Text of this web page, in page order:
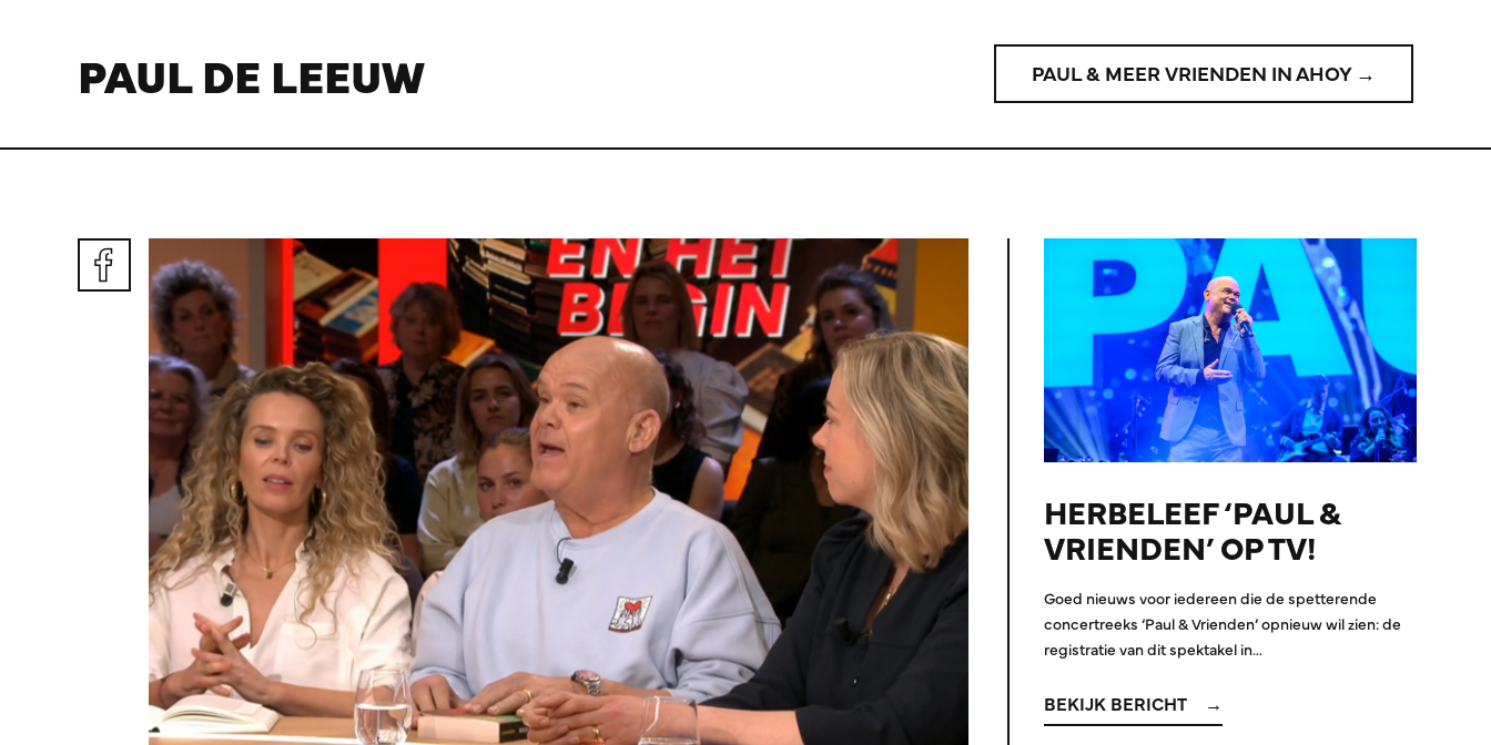
PAUL DE LEEUW PAUL & MEER VRIENDEN IN AHOY →
HERBELEEF ‘PAUL &
VRIENDEN’ OP TV!
Goed nieuws voor iedereen die de spetterende
concertreeks ‘Paul & Vrienden’ opnieuw wil zien: de
registratie van dit spektakel in…
BEKIJK BERICHT